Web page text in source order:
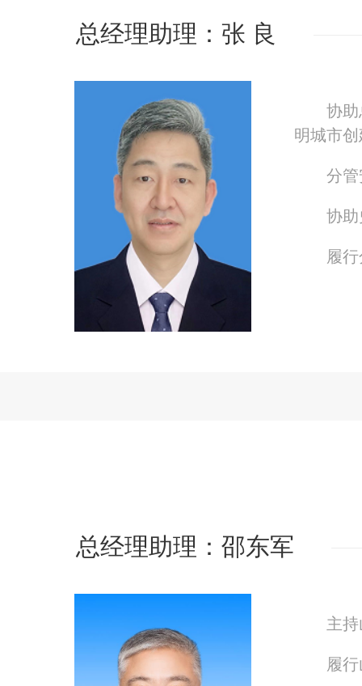
总经理助理：张 良
协
明城市
分
协
履
总经理助理：邵东军
主
履